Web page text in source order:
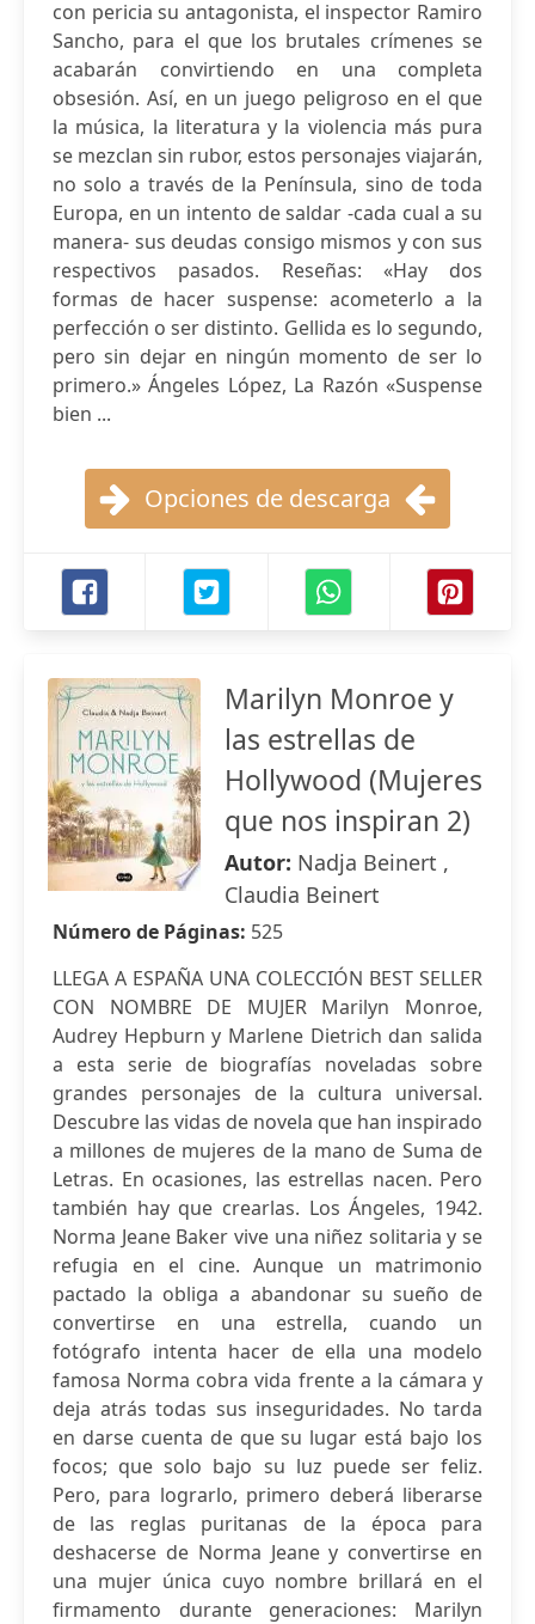
con pericia su antagonista, el inspector Ramiro
Sancho, para el que los brutales crímenes se
acabarán convirtiendo en una completa
obsesión. Así, en un juego peligroso en el que
la música, la literatura y la violencia más pura
se mezclan sin rubor, estos personajes viajarán,
no solo a través de la Península, sino de toda
Europa, en un intento de saldar -cada cual a su
manera- sus deudas consigo mismos y con sus
respectivos pasados. Reseñas: «Hay dos
formas de hacer suspense: acometerlo a la
perfección o ser distinto. Gellida es lo segundo,
pero sin dejar en ningún momento de ser lo
primero.» Ángeles López, La Razón «Suspense
bien ...
Opciones de descarga
Marilyn Monroe y
las estrellas de
Hollywood (Mujeres
que nos inspiran 2)
Autor: Nadja Beinert ,
Claudia Beinert
Número de Páginas: 525
LLEGA A ESPAÑA UNA COLECCIÓN BEST SELLER
CON NOMBRE DE MUJER Marilyn Monroe,
Audrey Hepburn y Marlene Dietrich dan salida
a esta serie de biografías noveladas sobre
grandes personajes de la cultura universal.
Descubre las vidas de novela que han inspirado
a millones de mujeres de la mano de Suma de
Letras. En ocasiones, las estrellas nacen. Pero
también hay que crearlas. Los Ángeles, 1942.
Norma Jeane Baker vive una niñez solitaria y se
refugia en el cine. Aunque un matrimonio
pactado la obliga a abandonar su sueño de
convertirse en una estrella, cuando un
fotógrafo intenta hacer de ella una modelo
famosa Norma cobra vida frente a la cámara y
deja atrás todas sus inseguridades. No tarda
en darse cuenta de que su lugar está bajo los
focos; que solo bajo su luz puede ser feliz.
Pero, para lograrlo, primero deberá liberarse
de las reglas puritanas de la época para
deshacerse de Norma Jeane y convertirse en
una mujer única cuyo nombre brillará en el
firmamento durante generaciones: Marilyn